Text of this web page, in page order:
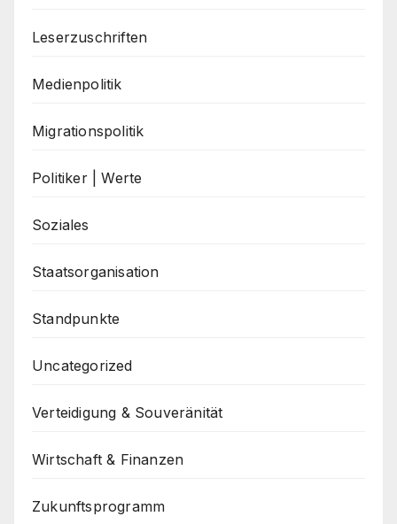
Leserzuschriften
Medienpolitik
Migrationspolitik
Politiker | Werte
Soziales
Staatsorganisation
Standpunkte
Uncategorized
Verteidigung & Souveränität
Wirtschaft & Finanzen
Zukunftsprogramm